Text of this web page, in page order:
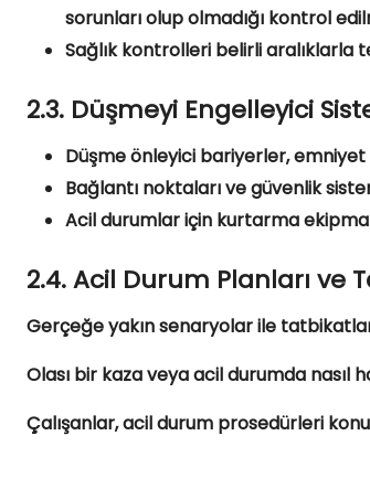
sorunları olup olmadığı kontrol
Sağlık kontrolleri belirli aralıklarla
2.3. Düşmeyi Engelleyici
Düşme önleyici bariyerler, emniyet
Bağlantı noktaları ve güvenlik
Acil durumlar için kurtarma
2.4. Acil Durum Planları ve
Gerçeğe yakın senaryolar ile
Olası bir kaza veya acil durumda
Çalışanlar, acil durum prosedürleri